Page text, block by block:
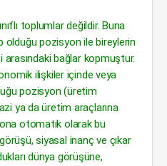
toplumlar değildir. Buna
olduğu pozisyon ile bireylerin
bağlar kopmuştur.
ilişkiler içinde veya
pozisyon (üretim
ya da üretim araçlarına
otomatik olarak bu
siyasal inanç ve çıkar
dünya görüşüne,